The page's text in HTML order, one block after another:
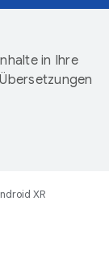
in Ihre
XR